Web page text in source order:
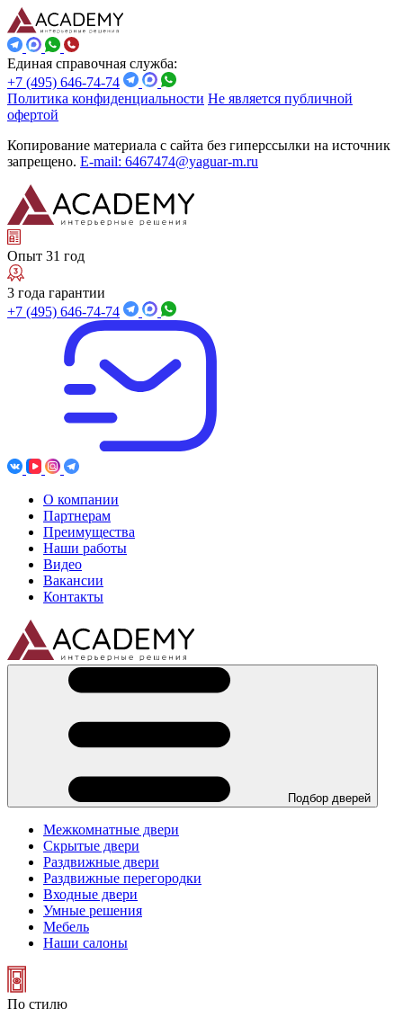
Единая справочная служба:
+7 (495) 646-74-74
Политика конфиденциальности Не является публичной
офертой
Копирование материала с сайта без гиперссылки на источник
запрещено. E-mail: 6467474@yaguar-m.ru
Опыт 31 год
3 года гарантии
+7 (495) 646-74-74
О компании
Партнерам
Преимущества
Наши работы
Видео
Вакансии
Контакты
Подбор дверей
Межкомнатные двери
Скрытые двери
Раздвижные двери
Раздвижные перегородки
Входные двери
Умные решения
Мебель
Наши салоны
По стилю